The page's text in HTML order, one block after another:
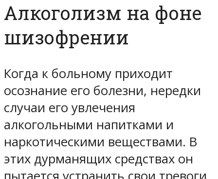
Алкоголизм на фоне
шизофрении
Когда к больному приходит
осознание его болезни, нередки
случаи его увлечения
алкогольными напитками и
наркотическими веществами. В
этих дурманящих средствах он